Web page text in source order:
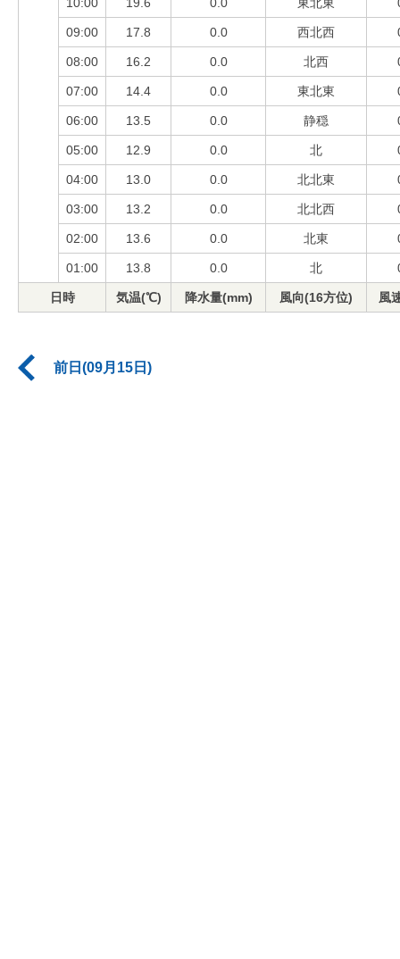
09:00 17.8 0.0 西北西
08:00 16.2 0.0 北西
07:00 14.4 0.0 東北東
06:00 13.5 0.0 静穏
05:00 12.9 0.0 北
04:00 13.0 0.0 北北東
03:00 13.2 0.0 北北西
02:00 13.6 0.0 北東
01:00 13.8 0.0 北
日時 気温(℃) 降水量(mm) 風向(16方位) 風
前日(09月15日)